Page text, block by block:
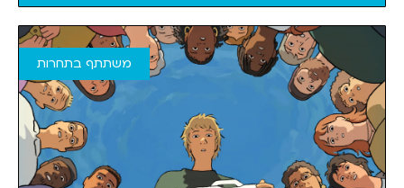
משתתף בתחרות